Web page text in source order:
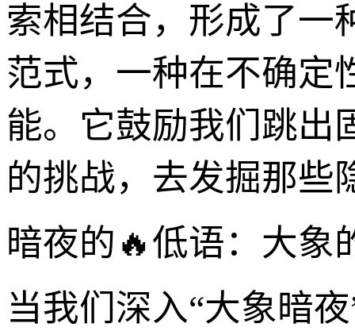
索相结合，形成了一
范式，一种在不确定
能。它鼓励我们跳出
的挑战，去发掘那些
暗夜的🔥低语：大象
当我们深入“大象暗